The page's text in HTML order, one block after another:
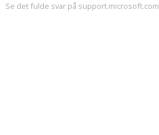
Se det fulde svar på support.microsoft.com